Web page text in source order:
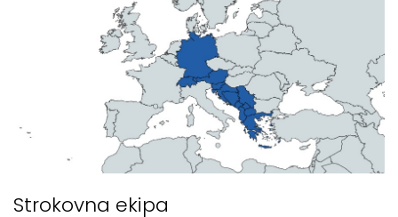
Strokovna ekipa